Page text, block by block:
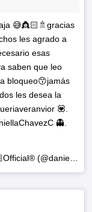
😅👸🏻🚿gracias
les agrado a
esas
saben que leo
bloqueo😙jamás
les desea la
💟.
👻.